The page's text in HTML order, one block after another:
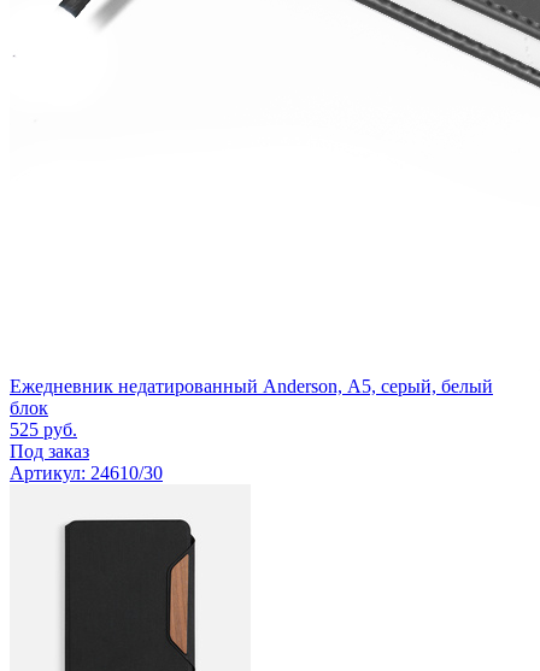
Ежедневник недатированный Anderson, А5, серый, белый
блок
525 руб.
Под заказ
Артикул: 24610/30